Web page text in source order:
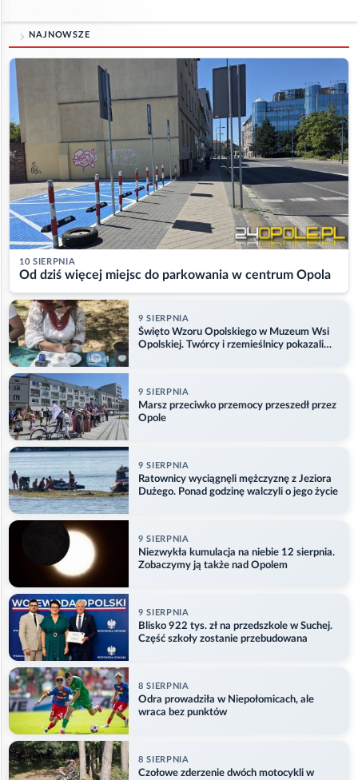
NAJNOWSZE
10 SIERPNIA
Od dziś więcej miejsc do parkowania w centrum Opola
9 SIERPNIA
Święto Wzoru Opolskiego w Muzeum Wsi
Opolskiej. Twórcy i rzemieślnicy pokazali
9 SIERPNIA
Marsz przeciwko przemocy przeszedł przez
Opole
9 SIERPNIA
Ratownicy wyciągnęli mężczyznę z Jeziora
Dużego. Ponad godzinę walczyli o jego życie
9 SIERPNIA
Niezwykła kumulacja na niebie 12 sierpnia.
Zobaczymy ją także nad Opolem
9 SIERPNIA
Blisko 922 tys. zł na przedszkole w Suchej.
Część szkoły zostanie przebudowana
8 SIERPNIA
Odra prowadziła w Niepołomicach, ale
wraca bez punktów
8 SIERPNIA
Czołowe zderzenie dwóch motocykli w